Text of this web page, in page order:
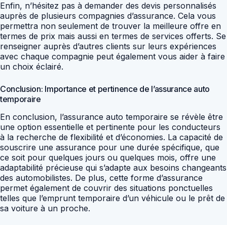
Enfin, n’hésitez pas à demander des devis personnalisés
auprès de plusieurs compagnies d’assurance. Cela vous
permettra non seulement de trouver la meilleure offre en
termes de prix mais aussi en termes de services offerts. Se
renseigner auprès d’autres clients sur leurs expériences
avec chaque compagnie peut également vous aider à faire
un choix éclairé.
Conclusion: Importance et pertinence de l’assurance auto
temporaire
En conclusion, l’assurance auto temporaire se révèle être
une option essentielle et pertinente pour les conducteurs
à la recherche de flexibilité et d’économies. La capacité de
souscrire une assurance pour une durée spécifique, que
ce soit pour quelques jours ou quelques mois, offre une
adaptabilité précieuse qui s’adapte aux besoins changeants
des automobilistes. De plus, cette forme d’assurance
permet également de couvrir des situations ponctuelles
telles que l’emprunt temporaire d’un véhicule ou le prêt de
sa voiture à un proche.